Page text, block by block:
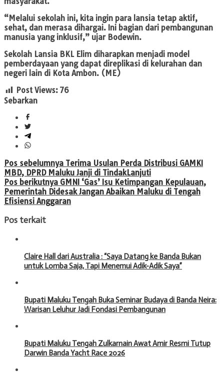
“Melalui sekolah ini, kita ingin para lansia tetap aktif,
sehat, dan merasa dihargai. Ini bagian dari pembangunan
manusia yang inklusif,” ujar Bodewin.
Sekolah Lansia BKL Elim diharapkan menjadi model
pemberdayaan yang dapat direplikasi di kelurahan dan
negeri lain di Kota Ambon. (ME)
Post Views: 76
Sebarkan
Navigasi
pos
Pos sebelumnya Terima Usulan Perda Distribusi GAMKI
MBD, DPRD Maluku Janji di TindakLanjuti
Pos berikutnya GMNI ‘Gas’ Isu Ketimpangan Kepulauan,
Pemerintah Didesak Jangan Abaikan Maluku di Tengah
Efisiensi Anggaran
Pos terkait
Claire Hall dari Australia : “Saya Datang ke Banda Bukan
untuk Lomba Saja, Tapi Menemui Adik-Adik Saya”
Bupati Maluku Tengah Buka Seminar Budaya di Banda Neira:
Warisan Leluhur Jadi Fondasi Pembangunan
Bupati Maluku Tengah Zulkarnain Awat Amir Resmi Tutup
Darwin Banda Yacht Race 2026